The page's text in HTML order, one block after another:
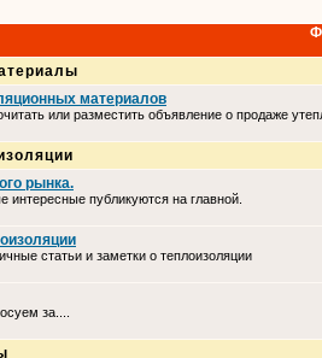
материалов
или разместить объявление о продаже
рынка.
публикуются на главной.
статьи и заметки о теплоизоляции
за....